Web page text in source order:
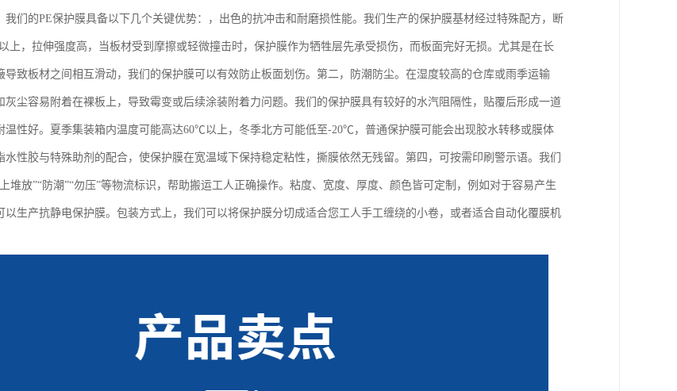
我们的PE保护膜具备以下几个关键优势：，出色的抗冲击和耐磨损性能。我们生产的保护膜基材经过特殊配方，断
上，拉伸强度高，当板材受到摩擦或轻微撞击时，保护膜作为牺牲层先承受损伤，而板面完好无损。尤其是在长
导致板材之间相互滑动，我们的保护膜可以有效防止板面划伤。第二，防潮防尘。在湿度较高的仓库或雨季运输
灰尘容易附着在裸板上，导致霉变或后续涂装附着力问题。我们的保护膜具有较好的水汽阻隔性，贴覆后形成一道
温性好。夏季集装箱内温度可能高达60℃以上，冬季北方可能低至-20℃，普通保护膜可能会出现胶水转移或膜体
水性胶与特殊助剂的配合，使保护膜在宽温域下保持稳定粘性，撕膜依然无残留。第四，可按需印刷警示语。我们
堆放”“防潮”“勿压”等物流标识，帮助搬运工人正确操作。粘度、宽度、厚度、颜色皆可定制，例如对于容易产生
以生产抗静电保护膜。包装方式上，我们可以将保护膜分切成适合您工人手工缠绕的小卷，或者适合自动化覆膜机